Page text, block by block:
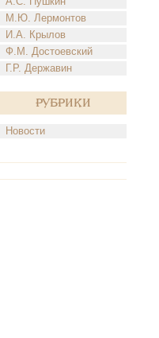
М.Ю. Лермонтов
И.А. Крылов
Ф.М. Достоевский
Г.Р. Державин
Рубрики
Новости